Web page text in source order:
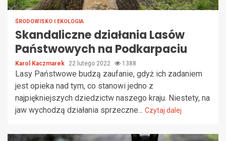
ŚRODOWISKO I EKOLOGIA
Skandaliczne działania Lasów
Państwowych na Podkarpaciu
Karol Kaczmarek 22 lutego 2022 1388
Lasy Państwowe budzą zaufanie, gdyż ich zadaniem
jest opieka nad tym, co stanowi jedno z
najpiękniejszych dziedzictw naszego kraju. Niestety, na
jaw wychodzą działania sprzeczne... Czytaj dalej